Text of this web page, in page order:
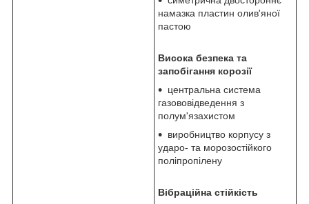
намазка пластин олив'яної
пастою
Висока безпека та
запобігання корозії
центральна система
газововідведення з
полум'язахистом
виробництво корпусу з
ударо- та морозостійкого
поліпропілену
Вібраційна стійкість